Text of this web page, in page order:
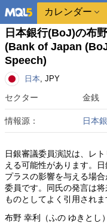
カレンダー
日本銀行(BoJ)の布
(Bank of Japan
Speech)
日本, JPY
セクター 金銭
情報源： 日本
日銀審議委員演説は、レ
える可能性があります。
プラスの影響を与える場
委員です。同氏の発言は
ものとしてよく引用されま
布野 幸利（ふの ゆきとし